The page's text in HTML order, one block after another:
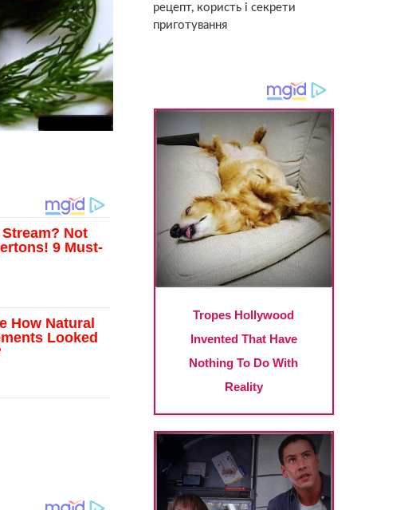
рецепт, користь і секрети
приготування